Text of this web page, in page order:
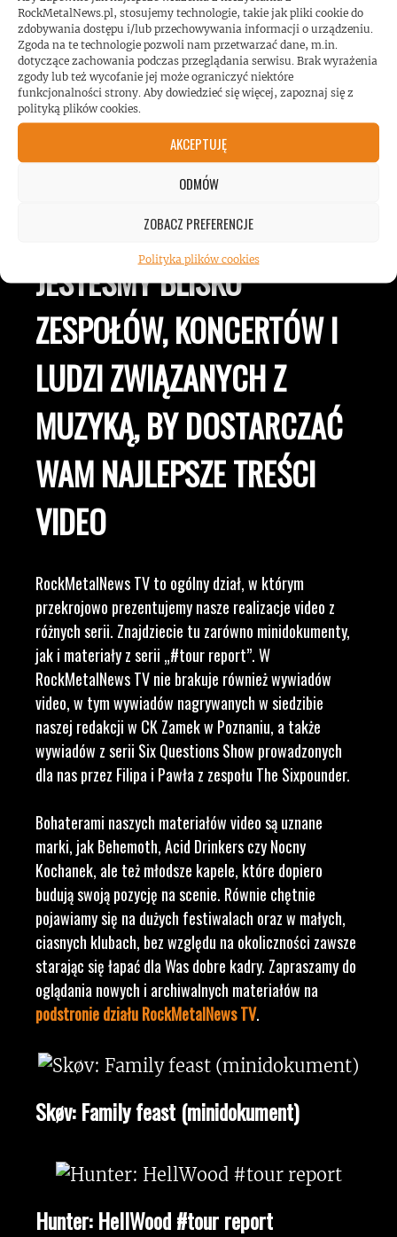
RockMetalNews.pl, stosujemy technologie, takie jak pliki cookie do
zdobywania dostępu i/lub przechowywania informacji o urządzeniu.
Zgoda na te technologie pozwoli nam przetwarzać dane, m.in.
dotyczące zachowania podczas przeglądania serwisu. Brak wyrażenia
zgody lub też wycofanie jej może ograniczyć niektóre
funkcjonalności strony. Aby dowiedzieć się więcej, zapoznaj się z
polityką plików cookies.
AKCEPTUJĘ
ODMÓW
ZOBACZ PREFERENCJE
Polityka plików cookies
ROCKMETALNEWS TV
JESTEŚMY BLISKO
ZESPOŁÓW, KONCERTÓW I
LUDZI ZWIĄZANYCH Z
MUZYKĄ, BY DOSTARCZAĆ
WAM NAJLEPSZE TREŚCI
VIDEO
RockMetalNews TV to ogólny dział, w którym
przekrojowo prezentujemy nasze realizacje video z
różnych serii. Znajdziecie tu zarówno minidokumenty,
jak i materiały z serii „#tour report”. W
RockMetalNews TV nie brakuje również wywiadów
video, w tym wywiadów nagrywanych w siedzibie
naszej redakcji w CK Zamek w Poznaniu, a także
wywiadów z serii Six Questions Show prowadzonych
dla nas przez Filipa i Pawła z zespołu The Sixpounder.
Bohaterami naszych materiałów video są uznane
marki, jak Behemoth, Acid Drinkers czy Nocny
Kochanek, ale też młodsze kapele, które dopiero
budują swoją pozycję na scenie. Równie chętnie
pojawiamy się na dużych festiwalach oraz w małych,
ciasnych klubach, bez względu na okoliczności zawsze
starając się łapać dla Was dobre kadry. Zapraszamy do
oglądania nowych i archiwalnych materiałów na
podstronie działu RockMetalNews TV.
Skøv: Family feast (minidokument)
Hunter: HellWood #tour report